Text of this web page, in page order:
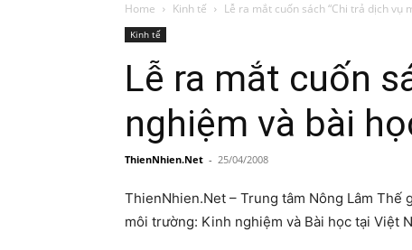
Home Kinh tế Lễ ra mắt cuốn sách “Chi trả dịch vụ
Kinh tế
Lễ ra mắt cuốn
nghiệm và bài
ThienNhien.Net - 25/04/2008
ThienNhien.Net – Trung tâm Nông Lâm Thế
môi trường: Kinh nghiệm và Bài học tại Việt